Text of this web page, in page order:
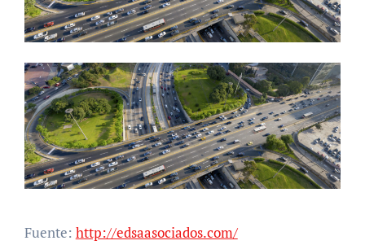
Fuente: http://edsaasociados.com/